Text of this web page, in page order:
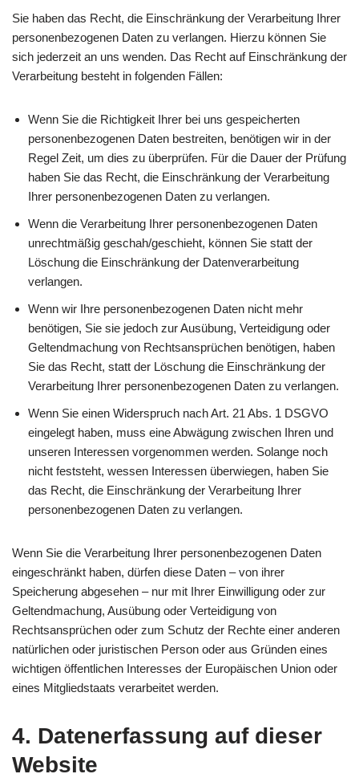
Sie haben das Recht, die Einschränkung der Verarbeitung Ihrer
personenbezogenen Daten zu verlangen. Hierzu können Sie
sich jederzeit an uns wenden. Das Recht auf Einschränkung der
Verarbeitung besteht in folgenden Fällen:
Wenn Sie die Richtigkeit Ihrer bei uns gespeicherten
personenbezogenen Daten bestreiten, benötigen wir in der
Regel Zeit, um dies zu überprüfen. Für die Dauer der Prüfung
haben Sie das Recht, die Einschränkung der Verarbeitung
Ihrer personenbezogenen Daten zu verlangen.
Wenn die Verarbeitung Ihrer personenbezogenen Daten
unrechtmäßig geschah/geschieht, können Sie statt der
Löschung die Einschränkung der Datenverarbeitung
verlangen.
Wenn wir Ihre personenbezogenen Daten nicht mehr
benötigen, Sie sie jedoch zur Ausübung, Verteidigung oder
Geltendmachung von Rechtsansprüchen benötigen, haben
Sie das Recht, statt der Löschung die Einschränkung der
Verarbeitung Ihrer personenbezogenen Daten zu verlangen.
Wenn Sie einen Widerspruch nach Art. 21 Abs. 1 DSGVO
eingelegt haben, muss eine Abwägung zwischen Ihren und
unseren Interessen vorgenommen werden. Solange noch
nicht feststeht, wessen Interessen überwiegen, haben Sie
das Recht, die Einschränkung der Verarbeitung Ihrer
personenbezogenen Daten zu verlangen.
Wenn Sie die Verarbeitung Ihrer personenbezogenen Daten
eingeschränkt haben, dürfen diese Daten – von ihrer
Speicherung abgesehen – nur mit Ihrer Einwilligung oder zur
Geltendmachung, Ausübung oder Verteidigung von
Rechtsansprüchen oder zum Schutz der Rechte einer anderen
natürlichen oder juristischen Person oder aus Gründen eines
wichtigen öffentlichen Interesses der Europäischen Union oder
eines Mitgliedstaats verarbeitet werden.
4. Datenerfassung auf dieser
Website